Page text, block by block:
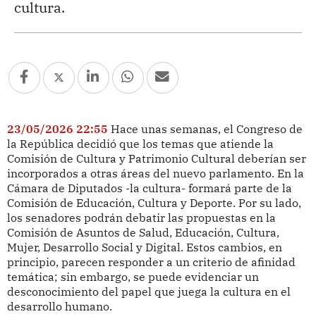
cultura.
23/05/2026 22:55 Hace unas semanas, el Congreso de
la República decidió que los temas que atiende la
Comisión de Cultura y Patrimonio Cultural deberían ser
incorporados a otras áreas del nuevo parlamento. En la
Cámara de Diputados -la cultura- formará parte de la
Comisión de Educación, Cultura y Deporte. Por su lado,
los senadores podrán debatir las propuestas en la
Comisión de Asuntos de Salud, Educación, Cultura,
Mujer, Desarrollo Social y Digital. Estos cambios, en
principio, parecen responder a un criterio de afinidad
temática; sin embargo, se puede evidenciar un
desconocimiento del papel que juega la cultura en el
desarrollo humano.